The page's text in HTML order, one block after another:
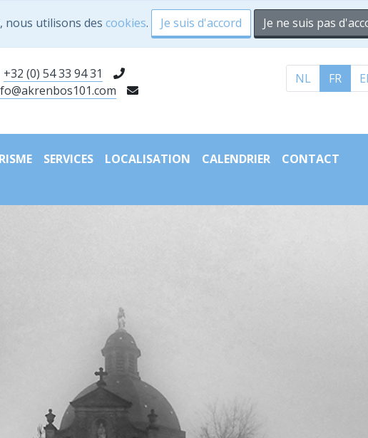
nous utilisons des cookies. Je suis d'accord Je ne suis pas
+32 (0) 54 33 94 31
NL FR
SERVICES LOCALISATION CALENDRIER CONTACT